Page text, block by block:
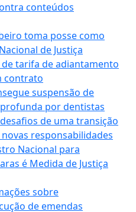
conteúdos
toma posse como
de Justiça
de tarifa de adiantamento
contrato
suspensão de
por dentistas
de uma transição
responsabilidades
Nacional para
é Medida de Justiça
sobre
de emendas